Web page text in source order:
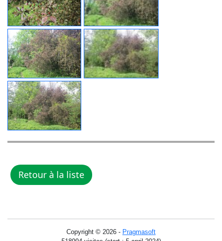
Copyright © 2026 - Pragmasoft